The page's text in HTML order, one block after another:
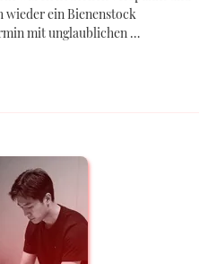
wieder ein Bienenstock
mit unglaublichen …